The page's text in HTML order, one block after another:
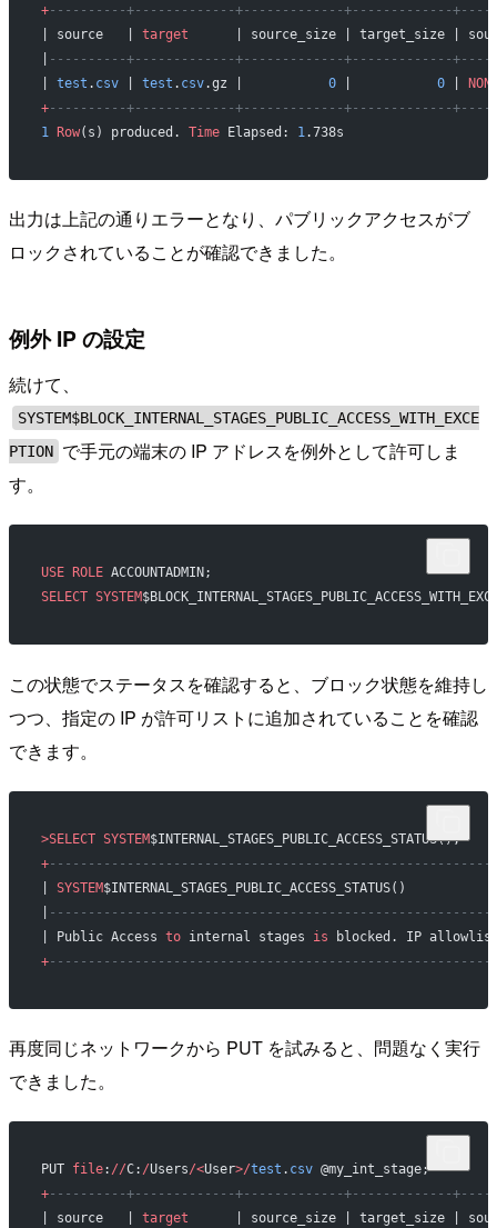
+----------+-------------+-------------+-------------
| source   | target
| source_size | target_size |
----------+-------------+-------------+-------------
test . csv | test . csv.gz | 0 | 0 |
+----------+-------------+-------------+-------------
1
Row(s) produced. Time Elapsed: 1 .738s
出力は上記の通りエラーとなり、パブリックアクセスがブ
ロックされていることが確認できました。
例外 IP の設定
続けて、
SYSTEM$BLOCK_INTERNAL_STAGES_PUBLIC_ACCESS_WITH_EXCE
PTION で手元の端末の IP アドレスを例外として許可しま
す。
USE ROLE ACCOUNTADMIN;
SELECT SYSTEM
この状態でステータスを確認すると、ブロック状態を維持し
つつ、指定の IP が許可リストに追加されていることを確認
できます。
>SELECT SYSTEM$INTERNAL_STAGES_PUBLIC_ACCESS_STATUS();
+
SYSTEM
| Public Access to internal stages is blocked. IP
+
再度同じネットワークから PUT を試みると、問題なく実行
できました。
PUT file: //C: /Users/<User>/test . csv @my_int_stage;
+----------+-------------+-------------+-------------
| source   | target
| source_size | target_size |